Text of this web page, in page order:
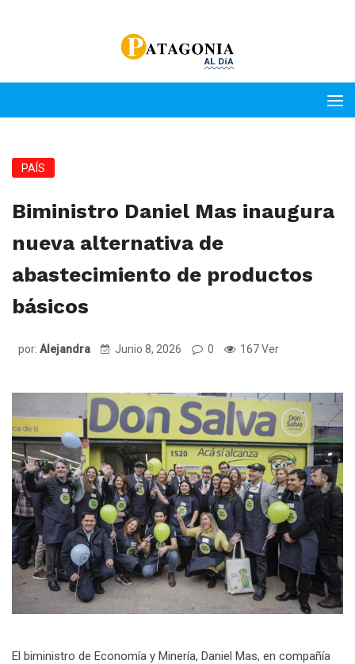
PAÍS
Biministro Daniel Mas inaugura
nueva alternativa de
abastecimiento de productos
básicos
por: Alejandra Junio 8, 2026 0 167 Ver
El biministro de Economía y Minería, Daniel Mas, en compañía